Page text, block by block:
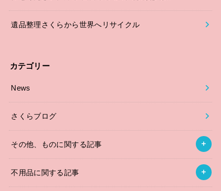
遺品整理さくらから世界へリサイクル
カテゴリー
News
さくらブログ
その他、ものに関する記事
不用品に関する記事